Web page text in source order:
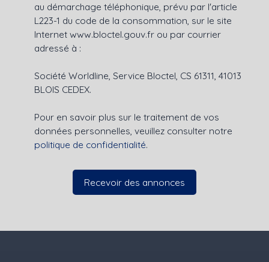
au démarchage téléphonique, prévu par l'article
L223-1 du code de la consommation, sur le site
Internet www.bloctel.gouv.fr ou par courrier
adressé à :
Société Worldline, Service Bloctel, CS 61311, 41013
BLOIS CEDEX.
Pour en savoir plus sur le traitement de vos
données personnelles, veuillez consulter notre
politique de confidentialité.
Recevoir des annonces